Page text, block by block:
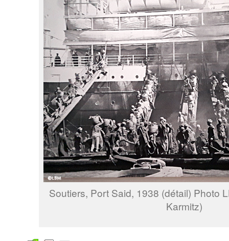
Soutiers, Port Said, 1938 (détail) Photo
Karmitz)